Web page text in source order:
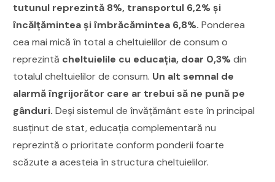
tutunul reprezintă 8%, transportul 6,2% și
încălțămintea și îmbrăcămintea 6,8%. Ponderea
cea mai mică în total a cheltuielilor de consum o
reprezintă cheltuielile cu educația, doar 0,3%din
totalul cheltuielilor de consum. Un alt semnal de
alarmă îngrijorător care ar trebui să ne pună pe
gânduri. Deși sistemul de învățământ este în principal
susținut de stat, educația complementară nu
reprezintă o prioritate conform ponderii foarte
scăzute a acesteia în structura cheltuielilor.